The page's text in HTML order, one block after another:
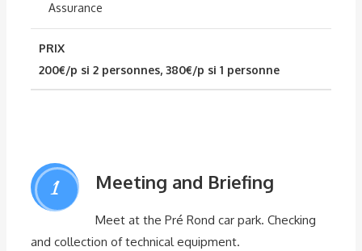
Assurance
PRIX
200€/p si 2 personnes, 380€/p si 1 personne
1 Meeting and Briefing
Meet at the Pré Rond car park. Checking
and collection of technical equipment.